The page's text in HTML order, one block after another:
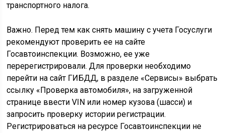
транспортного налога.
Важно. Перед тем как снять машину с учета Госуслуги
рекомендуют проверить ее на сайте
Госавтоинспекции. Возможно, ее уже
перерегистрировали. Для проверки необходимо
перейти на сайт ГИБДД, в разделе «Сервисы» выбрать
ссылку «Проверка автомобиля», на загруженной
странице ввестиVIN или номер кузова (шасси) и
запросить проверку истории регистрации.
Регистрироваться на ресурсе Госавтоинспекции не